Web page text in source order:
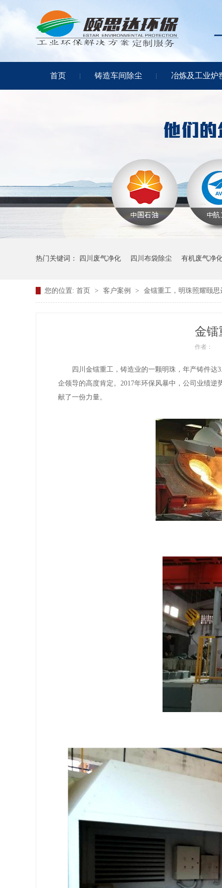
首页 铸造车间除尘 冶炼及工业炉
热门关键词： 四川废气净化 四川布袋除尘 有机废气净
您的位置: 首页 > 客户案例 > 金镭重工，明珠照耀颐思
金镭
作者：
四川金镭重工，铸造业的一颗明珠，年产铸件
企领导的高度肯定。2017年环保风暴中，公司业绩
献了一份力量。